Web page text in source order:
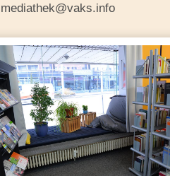
mediathek@vaks.info